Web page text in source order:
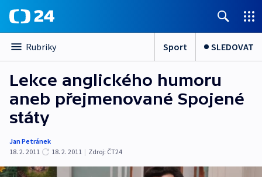
Rubriky Sport SLEDOVAT
Lekce anglického humoru
aneb přejmenované Spojené
státy
Jan Petránek
18. 2. 2011
18. 2. 2011 | Zdroj: ČT24